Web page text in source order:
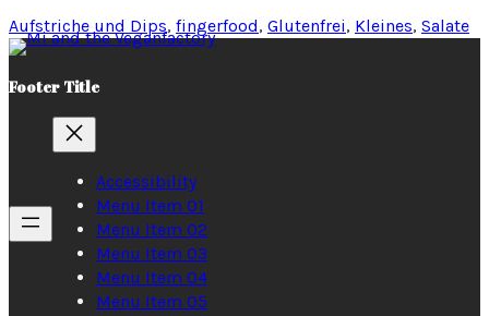
Aufstriche und Dips, fingerfood, Glutenfrei, Kleines, Salate
Footer Title
Accessibility
Menu Item 01
Menu Item 02
Menu Item 03
Menu Item 04
Menu Item 05